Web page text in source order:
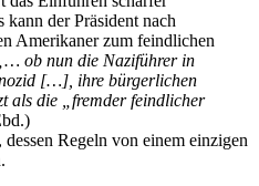
der Präsident nach
Amerikaner zum feindlichen
„… ob nun die Naziführer in
[…], ihre bürgerlichen
als die „fremder feindlicher
Regeln von einem einzigen